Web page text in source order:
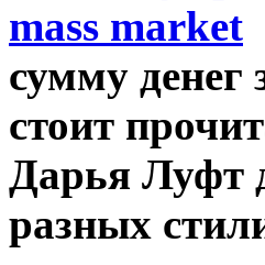
сумму денег
стоит
Дарья Луфт
разных